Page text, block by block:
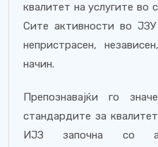
квалитет на услугите во
Сите активности во
непристрасен,
начин.
Препознавајќи го
стандардите за
ИЈЗ започна со